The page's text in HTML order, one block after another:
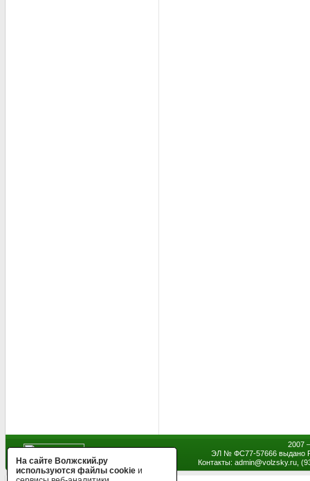
2007
ЭЛ № ФС77-57666 выдано
Контакты: admin@volzsky.ru,
На сайте Волжский.ру
используются файлы cookie и